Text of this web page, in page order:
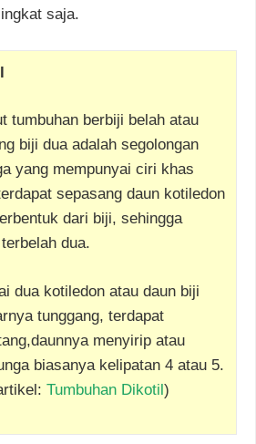
saja.
tumbuhan berbiji belah atau
biji dua adalah segolongan
yang mempunyai ciri khas
sepasang daun kotiledon
dari biji, sehingga
dua.
dua kotiledon atau daun biji
tunggang, terdapat
menyirip atau
biasanya kelipatan 4 atau 5.
Tumbuhan Dikotil)